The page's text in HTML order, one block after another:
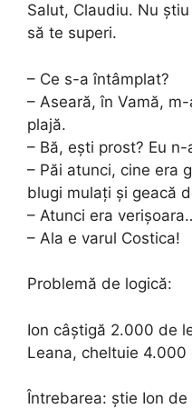
Salut, Claudiu. Nu
să te superi.
– Ce s-a întâmplat?
– Aseară, în Vamă,
plajă.
– Bă, ești prost? Eu n-
– Păi atunci, cine era
blugi mulați și geacă
– Atunci era
– Ala e varul Costica!
Problemă de logică:
Ion câștigă 2.000 de
Leana, cheltuie 4.000
Întrebarea: știe Ion